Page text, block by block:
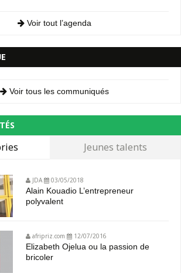
Voir tout l’agenda
Voir tous les communiqués
Jeunes talents
JDA 03/05/2018
Alain Kouadio L’entrepreneur
polyvalent
afripriz.com 12/07/2016
Elizabeth Ojelua ou la passion de
bricoler